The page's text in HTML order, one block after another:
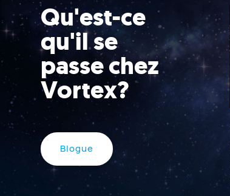
Qu'est-ce
qu'il se
passe chez
Vortex?
Blogue